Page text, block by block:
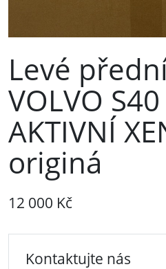
Levé
VOLVO
AKTIVNÍ
originá
12 000 Kč
Kontaktujte nás